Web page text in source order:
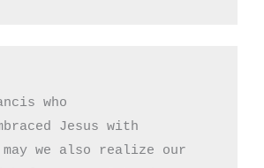
who
Jesus with
we also realize our